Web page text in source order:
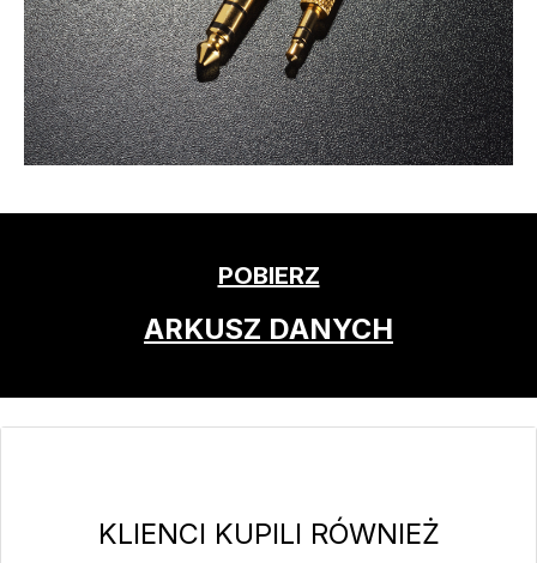
POBIERZ
ARKUSZ DANYCH
Pomiń galerię produktów
KLIENCI KUPILI RÓWNIEŻ